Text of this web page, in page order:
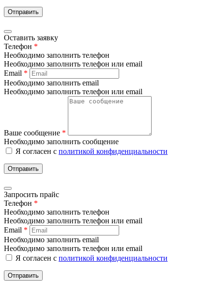
Отправить
Оставить заявку
Телефон *
Необходимо заполнить телефон
Необходимо заполнить телефон или email
Email *
Необходимо заполнить email
Необходимо заполнить телефон или email
Ваше сообщение *
Необходимо заполнить сообщение
Я согласен с политикой конфиденциальности
Отправить
Запросить прайс
Телефон *
Необходимо заполнить телефон
Необходимо заполнить телефон или email
Email *
Необходимо заполнить email
Необходимо заполнить телефон или email
Я согласен с политикой конфиденциальности
Отправить